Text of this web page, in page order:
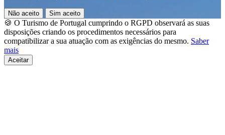
Não aceito Sim aceito
🍪 O Turismo de Portugal cumprindo o RGPD observará as suas
disposições criando os procedimentos necessários para
compatibilizar a sua atuação com as exigências do mesmo. Saber
mais
Aceitar